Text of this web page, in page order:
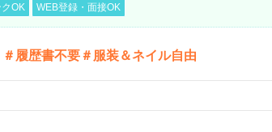
OK WEB登録・面接OK
履歴書不要＃服装＆ネイル自由